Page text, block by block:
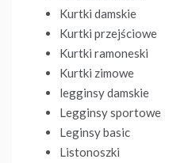
Kurtki damskie
Kurtki przejściowe
Kurtki ramoneski
Kurtki zimowe
legginsy damskie
Legginsy sportowe
Leginsy basic
Listonoszki